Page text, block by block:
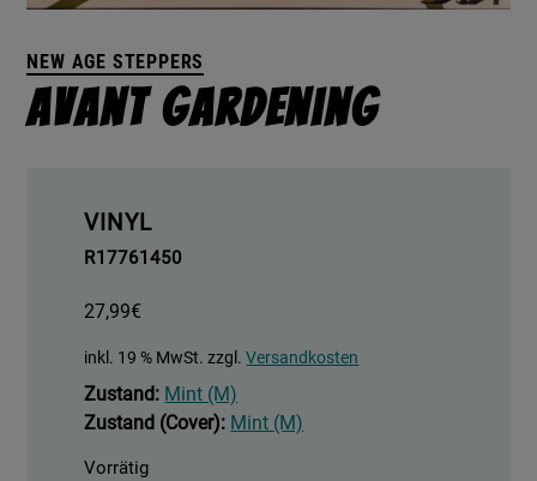
NEW AGE STEPPERS
Avant Gardening
VINYL
R17761450
27,99€
inkl. 19 % MwSt. zzgl.Versandkosten
Zustand: Mint (M)
Zustand (Cover): Mint (M)
Vorrätig